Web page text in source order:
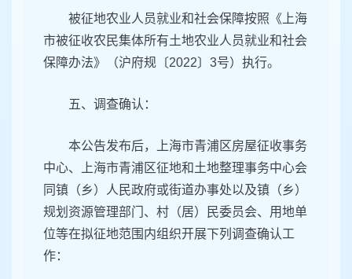
被征地农业人员就业和社会保障按照《上海
市被征收农民集体所有土地农业人员就业和社会
保障办法》（沪府规〔2022〕3号）执行。
五、调查确认：
本公告发布后，上海市青浦区房屋征收事务
中心、上海市青浦区征地和土地整理事务中心会
同镇（乡）人民政府或街道办事处以及镇（乡）
规划资源管理部门、村（居）民委员会、用地单
位等在拟征地范围内组织开展下列调查确认工
作：